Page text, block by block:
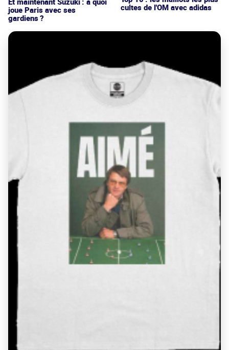
joue Paris avec ses
gardiens ?
cultes de l'OM avec adidas